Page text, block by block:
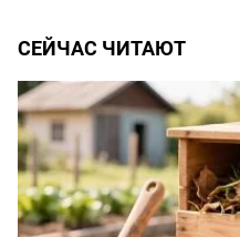
СЕЙЧАС ЧИТАЮТ